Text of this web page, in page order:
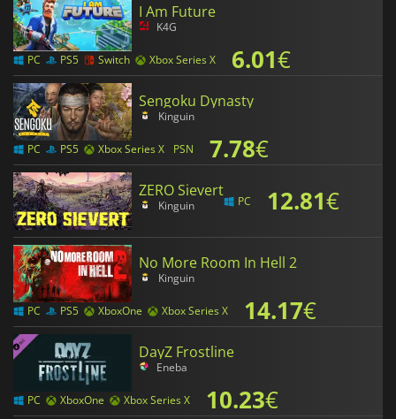
I Am Future
K4G
PC PS5 Switch Xbox Series X 6.01€
Sengoku Dynasty
Kinguin
PC PS5 Xbox Series X PSN 7.78€
ZERO Sievert
Kinguin PC 12.81€
No More Room In Hell 2
Kinguin
PC PS5 XboxOne Xbox Series X 14.17€
DayZ Frostline
Eneba
PC XboxOne Xbox Series X 10.23€